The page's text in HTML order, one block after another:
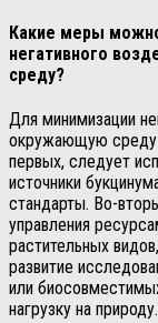
Какие меры
негативного
среду?
Для минимизации
окружающую среду
первых, следует
источники
стандарты. Во-
управления
растительных
развитие
или
нагрузку на природу.